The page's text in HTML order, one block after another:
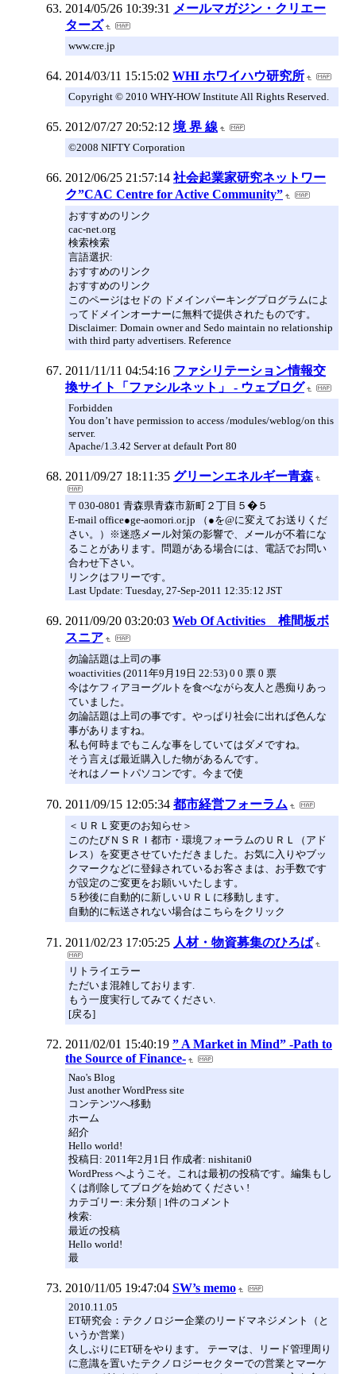
2014/05/26 10:39:31 メールマガジン・クリエー
ターズ
www.cre.jp
2014/03/11 15:15:02 WHI ホワイハウ研究所
Copyright © 2010 WHY-HOW Institute All Rights Reserved.
2012/07/27 20:52:12 境 界 線
©2008 NIFTY Corporation
2012/06/25 21:57:14 社会起業家研究ネットワー
ク”CAC Centre for Active Community”
おすすめのリンク
cac-net.org
検索検索
言語選択:
おすすめのリンク
おすすめのリンク
このページはセドの ドメインパーキングプログラムによ
ってドメインオーナーに無料で提供されたものです。
Disclaimer: Domain owner and Sedo maintain no relationship
with third party advertisers. Reference
2011/11/11 04:54:16 ファシリテーション情報交
換サイト「ファシルネット」 - ウェブログ
Forbidden
You don’t have permission to access /modules/weblog/on this
server.
Apache/1.3.42 Server at default Port 80
2011/09/27 18:11:35 グリーンエネルギー青森
〒030-0801 青森県青森市新町２丁目５�５
E-mail office●ge-aomori.or.jp （●を@に変えてお送りくだ
さい。）※迷惑メール対策の影響で、メールが不着にな
ることがあります。問題がある場合には、電話でお問い
合わせ下さい。
リンクはフリーです。
Last Update: Tuesday, 27-Sep-2011 12:35:12 JST
2011/09/20 03:20:03 Web Of Activities 椎間板ボ
スニア
勿論話題は上司の事
woactivities (2011年9月19日 22:53) 0 0 票 0 票
今はケフィアヨーグルトを食べながら友人と愚痴りあっ
ていました。
勿論話題は上司の事です。やっぱり社会に出れば色んな
事がありますね。
私も何時までもこんな事をしていてはダメですね。
そう言えば最近購入した物があるんです。
それはノートパソコンです。今まで使
2011/09/15 12:05:34 都市経営フォーラム
＜ＵＲＬ変更のお知らせ＞
このたびＮＳＲＩ都市・環境フォーラムのＵＲＬ（アド
レス）を変更させていただきました。お気に入りやブッ
クマークなどに登録されているお客さまは、お手数です
が設定のご変更をお願いいたします。
５秒後に自動的に新しいＵＲＬに移動します。
自動的に転送されない場合はこちらをクリック
2011/02/23 17:05:25 人材・物資募集のひろば
リトライエラー
ただいま混雑しております.
もう一度実行してみてください.
[戻る]
2011/02/01 15:40:19 ” A Market in Mind” -Path to
the Source of Finance-
Nao's Blog
Just another WordPress site
コンテンツへ移動
ホーム
紹介
Hello world!
投稿日: 2011年2月1日 作成者: nishitani0
WordPress へようこそ。これは最初の投稿です。編集もし
くは削除してブログを始めてください !
カテゴリー: 未分類 | 1件のコメント
検索:
最近の投稿
Hello world!
最
2010/11/05 19:47:04 SW’s memo
2010.11.05
ET研究会：テクノロジー企業のリードマネジメント（と
いうか営業）
久しぶりにET研をやります。 テーマは、リード管理周り
に意識を置いたテクノロジーセクターでの営業とマーケ